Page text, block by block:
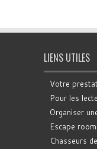
LIENS UTILES
Votre
Pour les
Organiser
Escape
Chasseurs